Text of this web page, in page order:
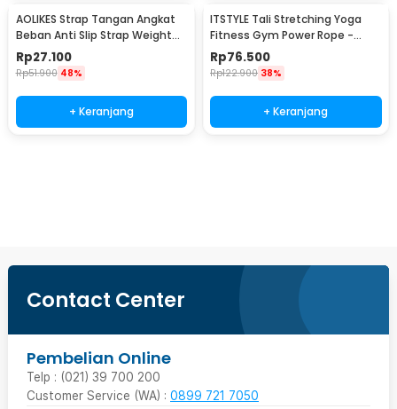
AOLIKES Strap Tangan Angkat
Beban Anti Slip Strap Weight
Lifting 2 PCS - 7635
Rp27.100
Rp51.900 48%
+ Keranjang
ITSTYLE Tali Stretching Yoga
Fitness Gym Power Rope -
P3PRO
Rp76.500
Rp122.900 38%
+ Keranjang
Contact Center
Pembelian Online
Telp : (021) 39 700 200
Customer Service (WA) : 0899 721 7050